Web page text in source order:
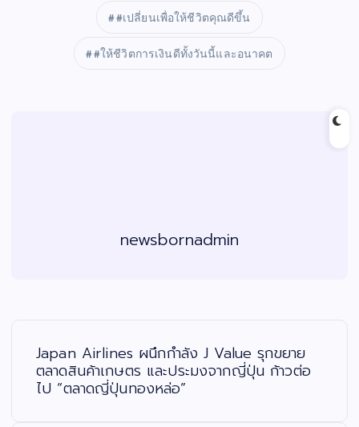
#เปลี่ยนเพื่อให้ชีวิตคุณดีขึ้น
#ให้ชีวิตการเงินดีทั้งวันนี้และอนาคต
newsbornadmin
Japan Airlines ผนึกกำลัง J Value รุกขยาย
ตลาดสินค้าเกษตร และประมงจากญี่ปุ่น ก้าวต่อ
ไป “ตลาดญี่ปุ่นทองหล่อ”